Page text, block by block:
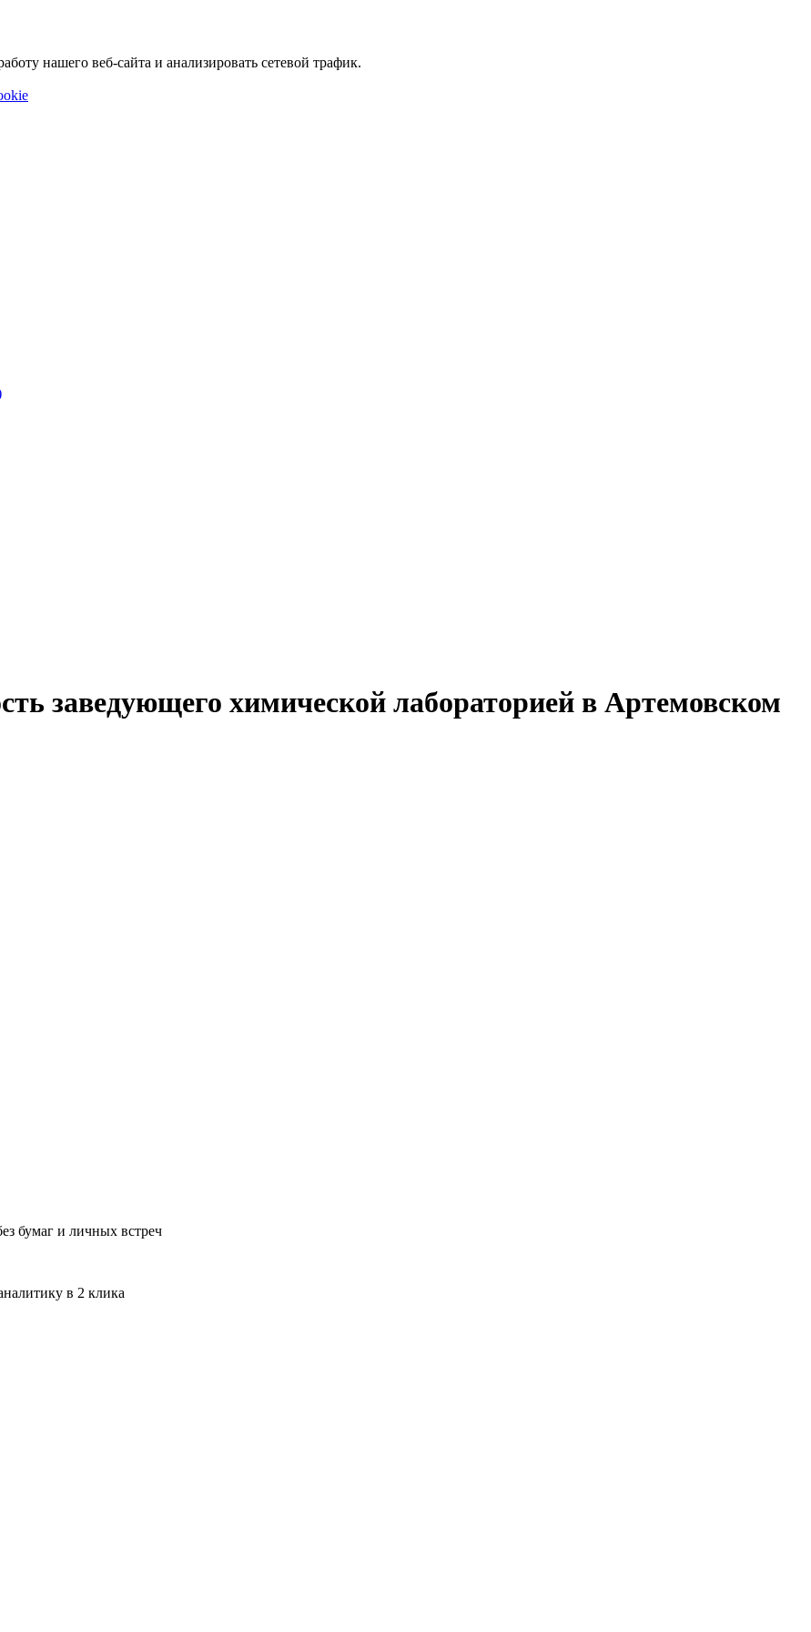
нашего веб-сайта и анализировать сетевой трафик.
заведующего химической лабораторией в Артемовском
бумаг и личных встреч
в 2 клика